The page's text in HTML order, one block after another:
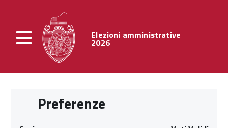
Elezioni amministrative
2026
Preferenze